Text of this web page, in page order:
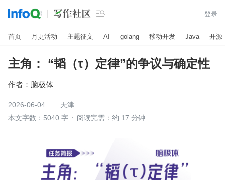
 登录
首页 月更活动 主题征文 AI golang 移动开发 Java 开源
主角： “韬（τ）定律”的争议与确定性
作者： 脑极体
2026-06-04
天津
本文字数：5040 字
阅读完需：约 17 分钟